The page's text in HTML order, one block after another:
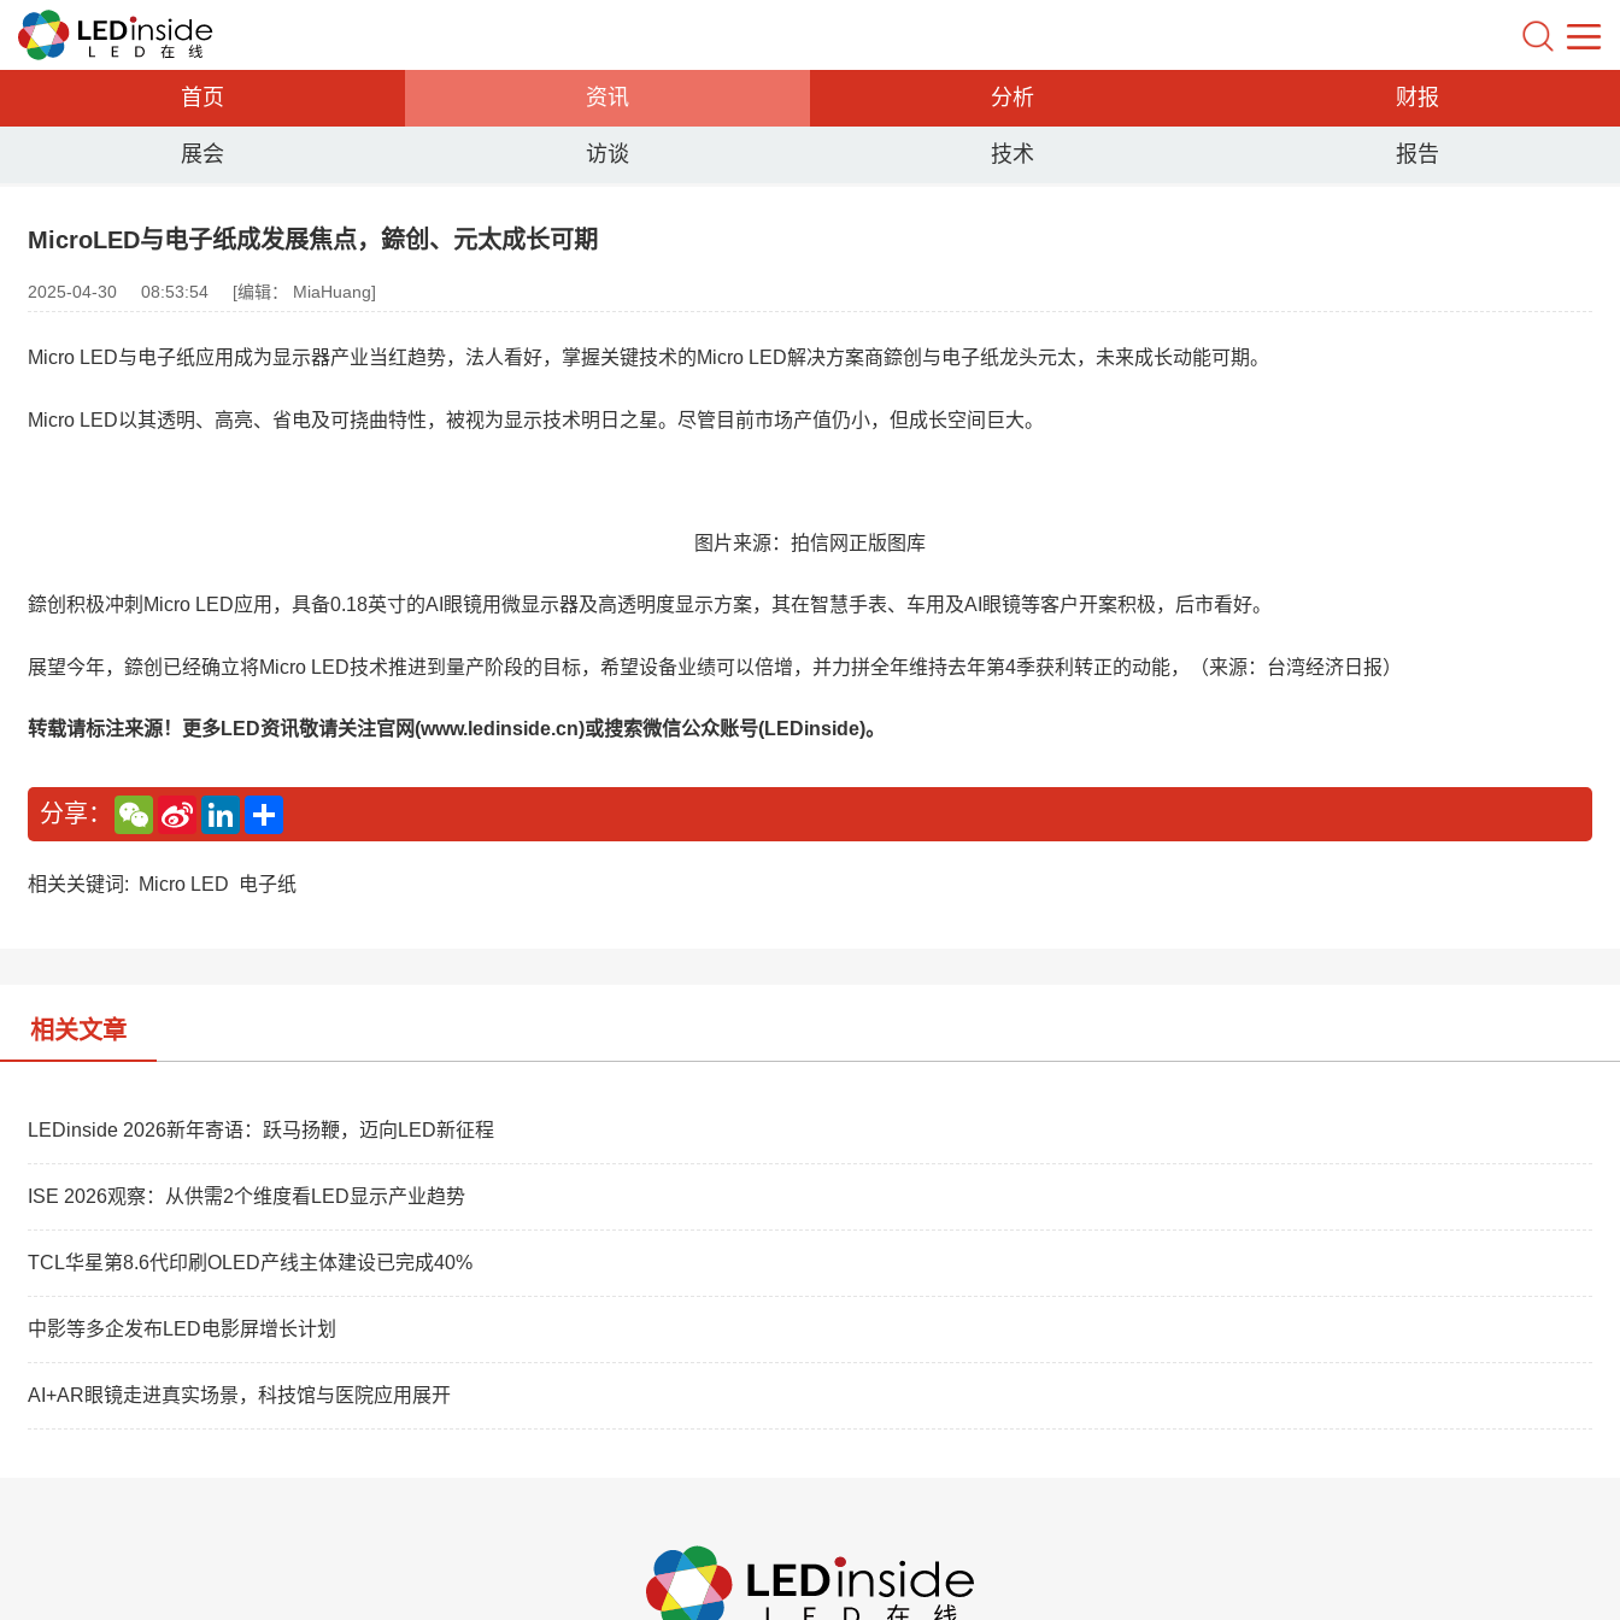
首页 资讯 分析 财报
展会 访谈 技术 报告
MicroLED与电子纸成发展焦点，錼创、元太成长可期
2025-04-30 08:53:54 [编辑： MiaHuang]
Micro LED与电子纸应用成为显示器产业当红趋势，法人看好，掌握关键技术的Micro LED解决方案商錼创与电子纸龙头元太，未来成长动能可期。
Micro LED以其透明、高亮、省电及可挠曲特性，被视为显示技术明日之星。尽管目前市场产值仍小，但成长空间巨大。
图片来源：拍信网正版图库
錼创积极冲刺Micro LED应用，具备0.18英寸的AI眼镜用微显示器及高透明度显示方案，其在智慧手表、车用及AI眼镜等客户开案积极，后市看好。
展望今年，錼创已经确立将Micro LED技术推进到量产阶段的目标，希望设备业绩可以倍增，并力拼全年维持去年第4季获利转正的动能，（来源：台湾经济日报）
转载请标注来源！更多LED资讯敬请关注官网(www.ledinside.cn)或搜索微信公众账号(LEDinside)。
分享：
W
e
C
a
S
n
W
L
n
e
相关关键词: Micro LED 电子纸
相关文章
LEDinside 2026新年寄语：跃马扬鞭，迈向LED新征程
ISE 2026观察：从供需2个维度看LED显示产业趋势
TCL华星第8.6代印刷OLED产线主体建设已完成40%
中影等多企发布LED电影屏增长计划
AI+AR眼镜走进真实场景，科技馆与医院应用展开